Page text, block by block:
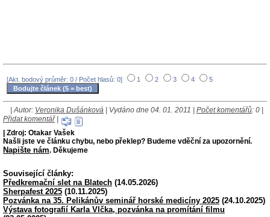
[Akt. bodový průměr: 0 / Počet hlasů: 0] 1 2 3 4 5
| Autor: Veronika Dušánková | Vydáno dne 04. 01. 2011 | Počet komentářů: 0 |
Přidat komentář|
| Zdroj: Otakar Vašek
Našli jste ve článku chybu, nebo překlep? Budeme vděční za upozornění.
Napište nám. Děkujeme
Související články:
Předkremační slet na Blatech (14.05.2026)
Sherpafest 2025 (10.11.2025)
Pozvánka na 35. Pelikánův seminář horské medicíny 2025 (24.10.2025)
Výstava fotografií Karla Vlčka, pozvánka na promítání filmu